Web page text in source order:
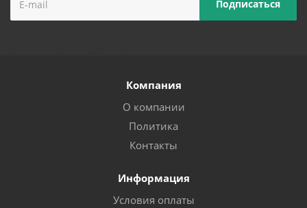
Компания
О компании
Политика
Контакты
Информация
Условия оплаты